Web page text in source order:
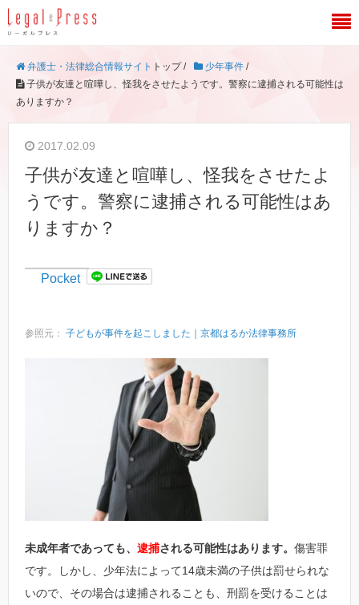
弁護士・法律総合情報サイト トップ / 少年事件 /
子供が友達と喧嘩し、怪我をさせたようです。警察に逮捕される可能性は
ありますか？
2017.02.09
子供が友達と喧嘩し、怪我をさせたよ
うです。警察に逮捕される可能性はあ
りますか？
Pocket
参照元： 子どもが事件を起こしました｜京都はるか法律事務所
未成年者であっても、 逮捕される可能性はあります。 傷害罪
です。しかし、少年法によって14歳未満の子供は罰せられな
いので、その場合は逮捕されることも、刑罰を受けることは